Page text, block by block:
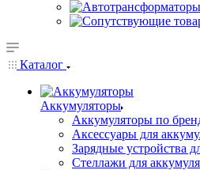
Каталог
Аккумуляторы
Аккумуляторы по
Аксессуары для
Зарядные устройства
Стеллажи для